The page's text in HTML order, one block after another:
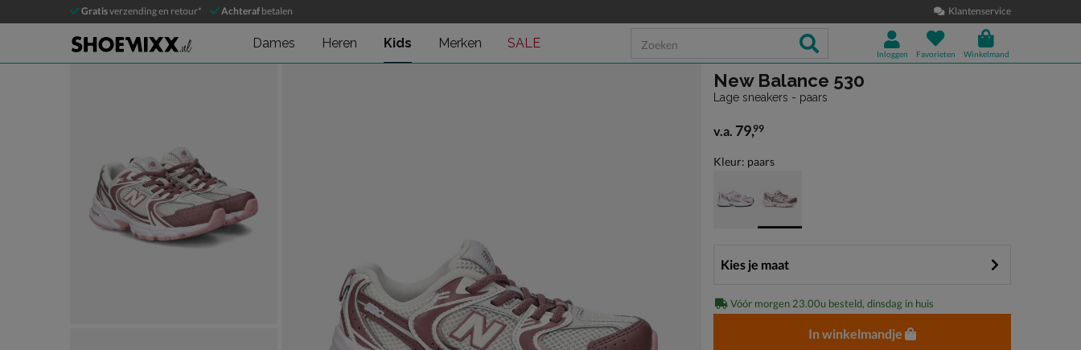
Gratisverzending en retour* Achteraf betalen Klantenservice
Dames Heren Kids Merken SALE
Inloggen Favorieten Winkelmand
New Balance 530
Lage sneakers
New Balance 530
Lage sneakers - paars
vanaf € 79,99
v.a. 79,99
Kleur: paars
Kies je maat
Vóór morgen 23.00u besteld, dinsdag in huis
In winkelmandje